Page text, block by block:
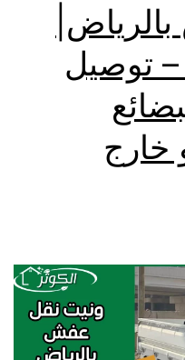
0550448020 – توصيل
خارج